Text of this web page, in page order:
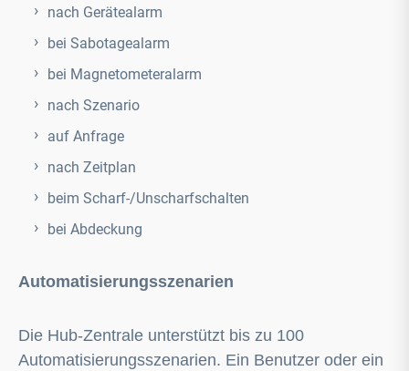
nach Gerätealarm
bei Sabotagealarm
bei Magnetometeralarm
nach Szenario
auf Anfrage
nach Zeitplan
beim Scharf-/Unscharfschalten
bei Abdeckung
Automatisierungsszenarien
Die Hub-Zentrale unterstützt bis zu 100
Automatisierungsszenarien. Ein Benutzer oder ein